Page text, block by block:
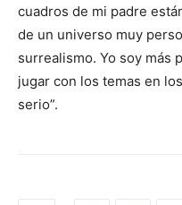
cuadros de mi padre
de un universo muy
surrealismo. Yo soy más
jugar con los temas en
serio”.